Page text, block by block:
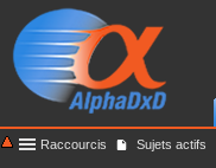
Raccourcis Sujets actifs